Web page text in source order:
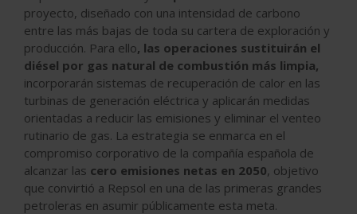
proyecto, diseñado con una intensidad de carbono
entre las más bajas de toda su cartera de exploración y
producción. Para ello, las operaciones sustituirán el
diésel por gas natural de combustión más limpia,
incorporarán sistemas de recuperación de calor en las
turbinas de generación eléctrica y aplicarán medidas
orientadas a reducir las emisiones y eliminar el venteo
rutinario de gas. La estrategia se enmarca en el
compromiso corporativo de la compañía española de
alcanzar las cero emisiones netas en 2050, objetivo
que convirtió a Repsol en una de las primeras grandes
petroleras en asumir públicamente esta meta.